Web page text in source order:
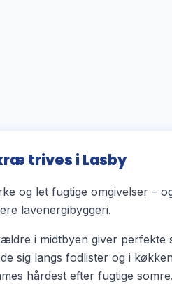
trives i Lasby
og let fugtige omgivelser –
lavenergibyggeri.
i midtbyen giver perfekte
sig langs fodlister og i
hårdest efter fugtige somre.